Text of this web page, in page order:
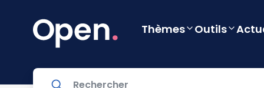
Thèmes Outils